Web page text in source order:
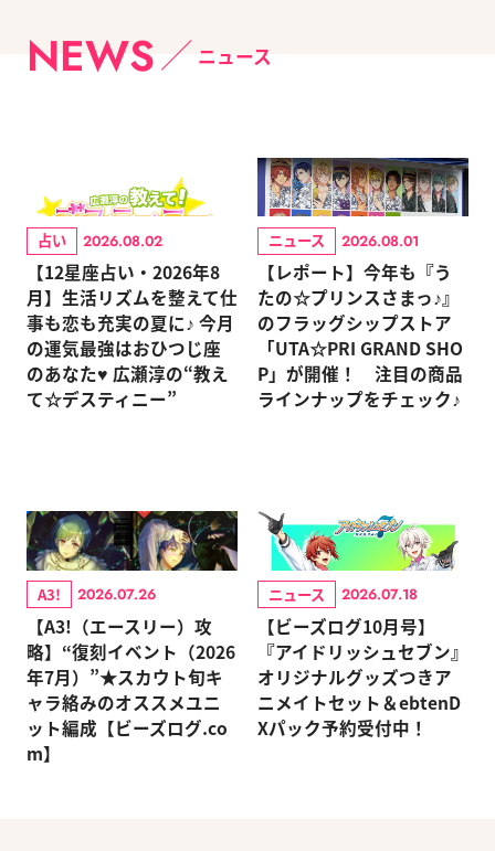
NEWS ニュース
占い 2026.08.02
【12星座占い・2026年8
月】生活リズムを整えて仕
事も恋も充実の夏に♪ 今月
の運気最強はおひつじ座
のあなた♥ 広瀬淳の“教え
て☆デスティニー”
ニュース 2026.08.01
【レポート】今年も『う
たの☆プリンスさまっ♪』
のフラッグシップストア
「UTA☆PRI GRAND SHO
P」が開催！ 注目の商品
ラインナップをチェック♪
A3! 2026.07.26
【A3!（エースリー）攻
略】“復刻イベント（2026
年7月）”★スカウト旬キ
ャラ絡みのオススメユニ
ット編成【ビーズログ.co
m】
ニュース 2026.07.18
【ビーズログ10月号】
『アイドリッシュセブン』
オリジナルグッズつきア
ニメイトセット＆ebtenD
Xパック予約受付中！